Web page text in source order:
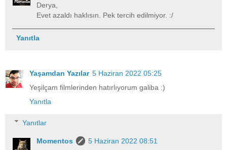
Derya,
Evet azaldı haklısın. Pek tercih edilmiyor. :/
Yanıtla
Yaşamdan Yazılar 5 Haziran 2022 05:25
Yeşilçam filmlerinden hatırlıyorum galiba :)
Yanıtla
Yanıtlar
Momentos
5 Haziran 2022 08:51